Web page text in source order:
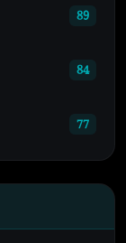
89
84
77